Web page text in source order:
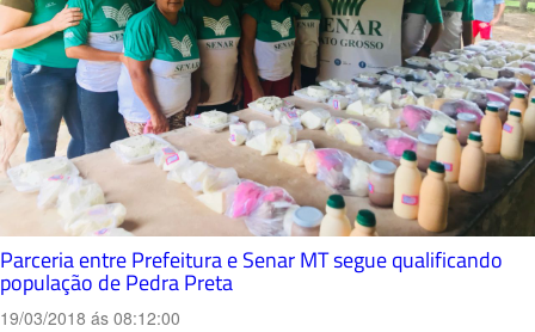
Parceria entre Prefeitura e Senar MT segue qualificando
população de Pedra Preta
19/03/2018 ás 08:12:00